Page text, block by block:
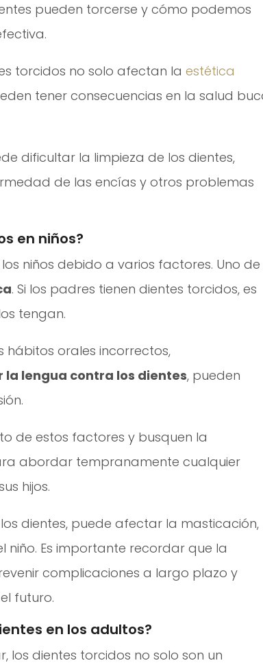
pueden torcerse y cómo podemos
torcidos no solo afectan la estética
tener consecuencias en la salud
dificultar la limpieza de los dientes,
de las encías y otros problemas
en niños?
niños debido a varios factores. Uno de
. Si los padres tienen dientes torcidos, es
tengan.
hábitos orales incorrectos,
la lengua contra los dientes, pueden
de estos factores y busquen la
abordar tempranamente cualquier
hijos.
dientes, puede afectar la masticación,
niño. Es importante recordar que la
complicaciones a largo plazo y
futuro.
en los adultos?
dientes torcidos no solo son un